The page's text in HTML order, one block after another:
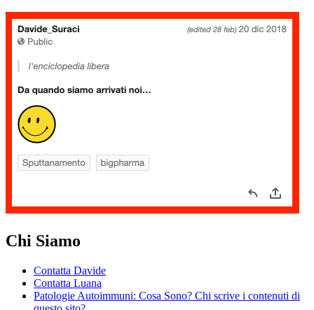
Chi Siamo
Contatta Davide
Contatta Luana
Patologie Autoimmuni: Cosa Sono? Chi scrive i contenuti di